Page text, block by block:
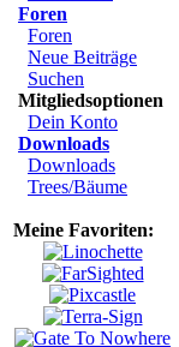
Foren
Foren
Neue Beiträge
Suchen
Mitgliedsoptionen
Dein Konto
Downloads
Downloads
Trees/Bäume
Meine Favoriten: